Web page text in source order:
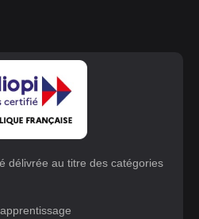
délivrée au titre des catégories